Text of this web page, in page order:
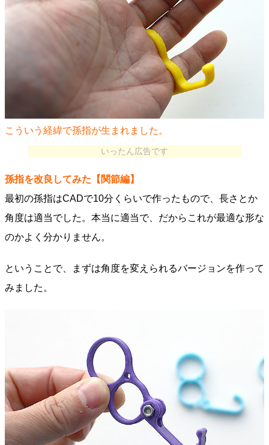
こういう経緯で孫指が生まれました。
いったん広告です
孫指を改良してみた【関節編】
最初の孫指はCADで10分くらいで作ったもので、長さとか
角度は適当でした。本当に適当で、だからこれが最適な形な
のかよく分かりません。
ということで、まずは角度を変えられるバージョンを作って
みました。